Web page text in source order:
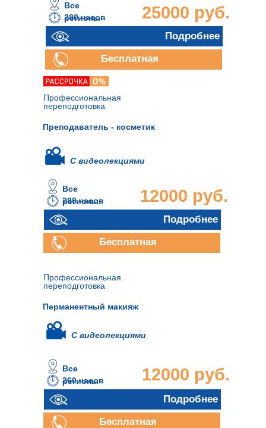
280 часов 25000 руб.
Все
регионы
Подробнее
Бесплатная
консультация
Преподаватель - косметик
280 часов 12000 руб.
Все
регионы
Профессиональная
переподготовка
Подробнее
Бесплатная
С видеолекциями
Перманентный макияж
260 часов
Все
регионы
Профессиональная
переподготовка
Подробнее
Бесплатная
С видеолекциями
12000 руб.